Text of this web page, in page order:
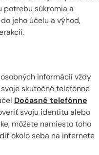
potrebu súkromia a
jeho účelu a výhod,
informácií vždy
skutočné telefónne
Dočasné telefónne
svoju identitu alebo
môžete namiesto toho
okolo seba na internete